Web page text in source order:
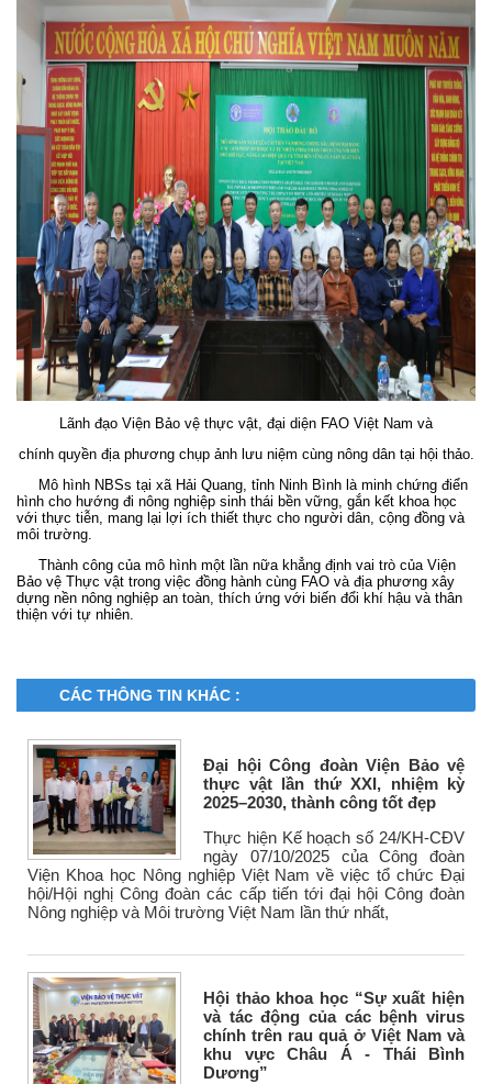
Lãnh đạo Viện Bảo vệ thực vật, đại diện FAO Việt Nam và
chính quyền địa phương chụp ảnh lưu niệm cùng nông dân tại hội thảo.
Mô hình NBSs tại xã Hải Quang, tỉnh Ninh Bình là minh chứng điển
hình cho hướng đi nông nghiệp sinh thái bền vững, gắn kết khoa học
với thực tiễn, mang lại lợi ích thiết thực cho người dân, cộng đồng và
môi trường.
Thành công của mô hình một lần nữa khẳng định vai trò của Viện
Bảo vệ Thực vật trong việc đồng hành cùng FAO và địa phương xây
dựng nền nông nghiệp an toàn, thích ứng với biến đổi khí hậu và thân
thiện với tự nhiên.
CÁC THÔNG TIN KHÁC :
Đại hội Công đoàn Viện Bảo vệ
thực vật lần thứ XXI, nhiệm kỳ
2025–2030, thành công tốt đẹp
Thực hiện Kế hoạch số 24/KH-CĐV
ngày 07/10/2025 của Công đoàn
Viện Khoa học Nông nghiệp Việt Nam về việc tổ chức Đại
hội/Hội nghị Công đoàn các cấp tiến tới đại hội Công đoàn
Nông nghiệp và Môi trường Việt Nam lần thứ nhất,
Hội thảo khoa học “Sự xuất hiện
và tác động của các bệnh virus
chính trên rau quả ở Việt Nam và
khu vực Châu Á - Thái Bình
Dương”